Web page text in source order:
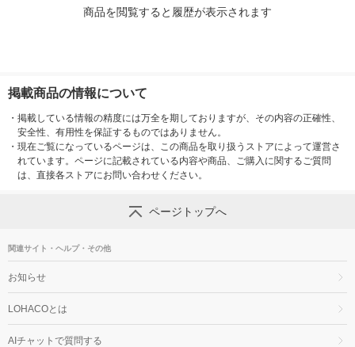
商品を閲覧すると履歴が表示されます
掲載商品の情報について
・ 掲載している情報の精度には万全を期しておりますが、その内容の正確性、
安全性、有用性を保証するものではありません。
・ 現在ご覧になっているページは、この商品を取り扱うストアによって運営さ
れています。ページに記載されている内容や商品、ご購入に関するご質問
は、直接各ストアにお問い合わせください。
ページトップへ
関連サイト・ヘルプ・その他
お知らせ
LOHACOとは
AIチャットで質問する